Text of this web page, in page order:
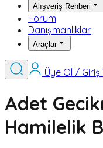
Alışveriş Rehberi
Forum
Danışmanlıklar
Araçlar
Üye Ol / Giriş
Adet
Hamilelik